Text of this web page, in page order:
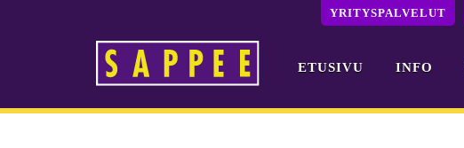
YRITYSPALVELUT
Päävalikko ETUSIVU INFO